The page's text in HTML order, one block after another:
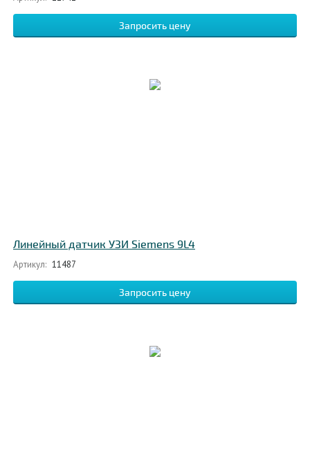
Запросить цену
Линейный датчик УЗИ Siemens 9L4
Артикул: 11487
Запросить цену